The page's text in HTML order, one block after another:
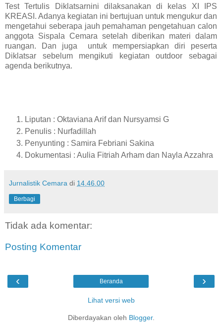
Test Tertulis Diklatsarnini dilaksanakan di kelas XI IPS
KREASI. Adanya kegiatan ini bertujuan untuk mengukur dan
mengetahui seberapa jauh pemahaman pengetahuan calon
anggota Sispala Cemara setelah diberikan materi dalam
ruangan. Dan juga untuk mempersiapkan diri peserta
Diklatsar sebelum mengikuti kegiatan outdoor sebagai
agenda berikutnya.
Liputan : Oktaviana Arif dan Nursyamsi G
Penulis : Nurfadillah
Penyunting : Samira Febriani Sakina
Dokumentasi : Aulia Fitriah Arham dan Nayla Azzahra
Jurnalistik Cemara di 14.46.00
Berbagi
Tidak ada komentar:
Posting Komentar
‹ ›
Beranda
Lihat versi web
Diberdayakan oleh Blogger.